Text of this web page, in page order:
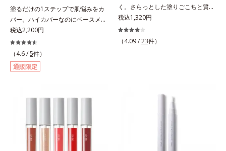
皮エキス*4 グリセリルグルコシド
（保湿成分）、（ジメチコン／ビニ
ルジメチコン）クロスポリマー、ジ
メチコン（カバー成分）*5 アクリ
レーツコポリマー
花エキス＝唇にうるおいを与える効
果と、凹凸を補正して見せる効果を
併せ持つ成分*3 ダイマージリノー
ル酸ダイマージリノレイルビス（ベ
ヘニル/イソステアリル/フィトステ
リル）＝均一でムラのない鮮やかな
発色を叶える成分*4 ラウリルPEG‐
塗るだけの1ステップで肌悩みをカ
バー。ハイカバーなのにベースメイ
クしていることがばれにくく、肌印
象をあげる。オルビスの肌研究の知
見から、男性の肌色の特長をとら
え、男性の肌だからこそなじむよう
に設計した、自然な仕上がりとカバ
6つの役割を担うことができます。2
種の保湿成分“モイストGT(*)”と“ヒ
アルロン酸(*)”配合の美容液感触で
税込2,200円
（4.6 /5件）
通販限定
く。さらっとした塗りごこちと質感
で自然で好印象な口元に。さらっと
した軽やかな塗りごこちでありなが
らも、唇にうるおいを与える「モイ
抑えた質感で、自然で好印象な口元
へと導きます。3種の植物性保湿成
分を組み合わせた「MULTI-３※」
を配合。さらに、ミツロウ、ヒアル
ロン酸、コラーゲン配合で、唇にう
税込1,320円
（4.09 /23件）